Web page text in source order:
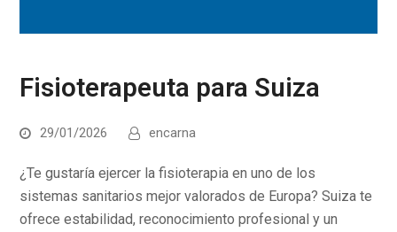
Fisioterapeuta para Suiza
29/01/2026 encarna
¿Te gustaría ejercer la fisioterapia en uno de los
sistemas sanitarios mejor valorados de Europa? Suiza te
ofrece estabilidad, reconocimiento profesional y un